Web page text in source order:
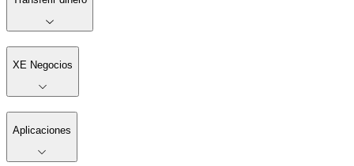
XE Negocios
Aplicaciones